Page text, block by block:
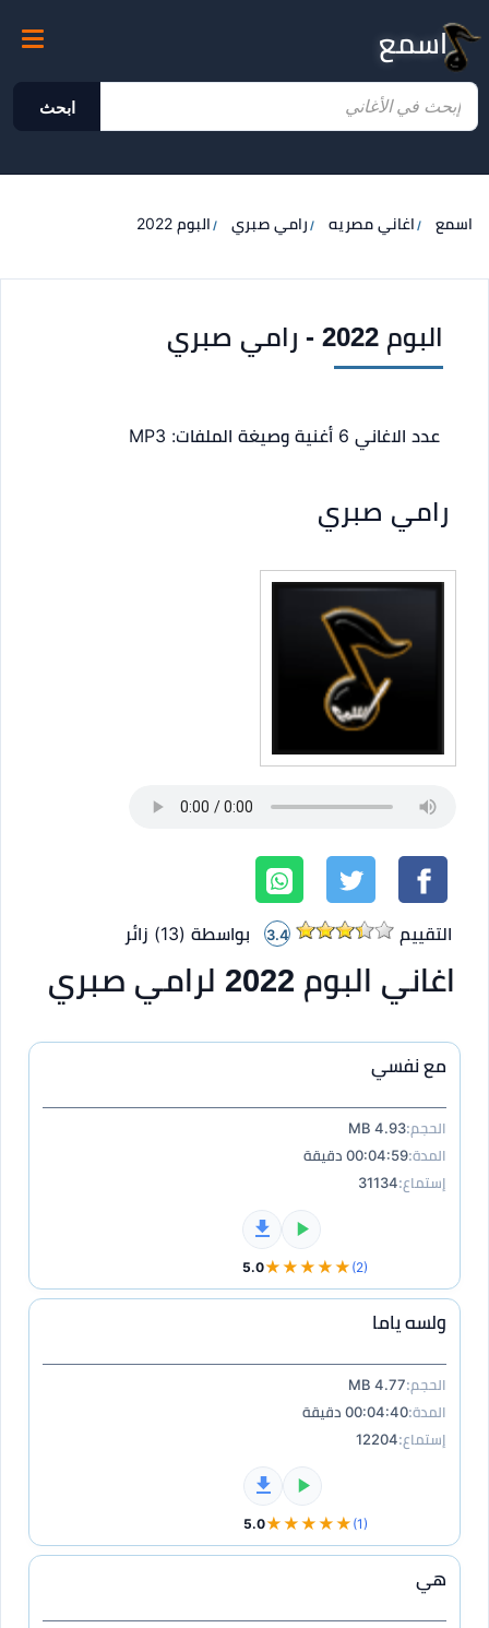
اسمع
ابحث
اسمع اغاني مصريه رامي صبري البوم 2022
البوم 2022 - رامي صبري
عدد الاغاني 6 أغنية وصيغة الملفات: MP3
رامي صبري
التقييم 3.4 بواسطة (13
) زائر
اغاني البوم 2022 لرامي صبري
مع نفسي
الحجم:4.93 MB
المدة:00:04:59 دقيقة
إستماع:31134
5.0★★★★★ (2)
ولسه ياما
الحجم:4.77 MB
المدة:00:04:40 دقيقة
إستماع:12204
5.0★★★★★ (1)
هي